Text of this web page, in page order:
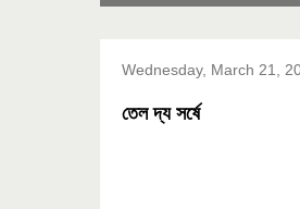
Wednesday, March 21,
তেল দ্য সর্ষে